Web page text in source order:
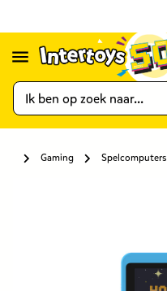
Gaming Spelcomputers